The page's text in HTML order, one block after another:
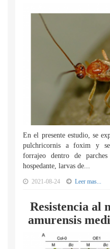
En el presente estudio, se
pulchricornis a foxim y
forrajeo dentro de
hospedante, larvas de...
2021-08-24 Leer mas...
Resistencia al
amurensis